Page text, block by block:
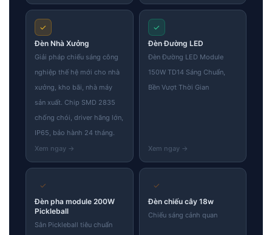
✓
Đèn Nhà Xưởng
Giải pháp chiếu sáng công
nghiệp thế hệ mới cho nhà
xưởng, kho bãi, nhà máy
sản xuất. Chip SMD 2835
chống chói, driver hãng lớn,
IP65, bảo hành 24 tháng.
✓
Đèn Đường LED
Đèn Đường LED Module
150W TD14 Sáng Chuẩn,
Bền Vượt Thời Gian
✓
Đèn pha module 200W
Pickleball
Sân Pickleball tiêu chuẩn
✓
Đèn chiếu cây 18w
Chiếu sáng cảnh quan